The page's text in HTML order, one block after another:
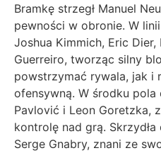
Bramkę strzegł Manuel
pewności w obronie. W
Joshua Kimmich, Eric
Guerreiro, tworząc silny
powstrzymać rywala, jak i
ofensywną. W środku
Pavlović i Leon Goretzka,
kontrolę nad grą.
Serge Gnabry, znani ze